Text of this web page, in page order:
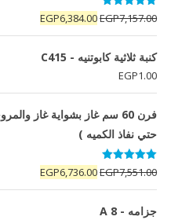
تم التقييم
5.00 من 5EGP7,157.00
السعر
الأصلي
هو:
EGP6,384.00
السعر
الحالي
كنبة ثلاثية كابوتنيه - C415
EGP1.00
فرن 60 سم غاز بشواية غاز
حتي نفاذ الكميه )
تم التقييم
5.00 من 5EGP7,551.00
السعر
الأصلي
EGP6,736.00
السعر
الحالي
جزامه - A 8